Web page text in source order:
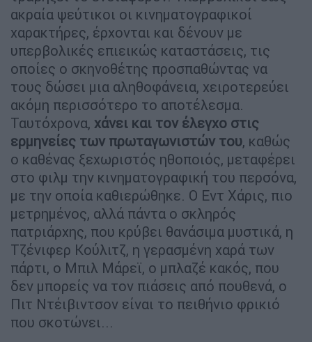
ακραία ψεύτικοι οι κινηματογραφικοί
χαρακτήρες, έρχονται και δένουν με
υπερβολικές επιεικώς καταστάσεις, τις
οποίες ο σκηνοθέτης προσπαθώντας να
τους δώσει μια αληθοφάνεια, χειροτερεύει
ακόμη περισσότερο το αποτέλεσμα.
Ταυτόχρονα, χάνει και τον έλεγχο στις
ερμηνείες των πρωταγωνιστών του, καθώς
ο καθένας ξεχωριστός ηθοποιός, μεταφέρει
στο φιλμ την κινηματογραφική του περσόνα,
με την οποία καθιερώθηκε. Ο Εντ Χάρις, πιο
μετρημένος, αλλά πάντα ο σκληρός
πατριάρχης, που κρύβει θανάσιμα μυστικά, η
Τζένιφερ Κούλιτζ, η γερασμένη χαρά των
πάρτι, ο Μπιλ Μάρεϊ, ο μπλαζέ κακός, που
δεν μπορείς να τον πιάσεις από πουθενά, ο
Πιτ Ντέιβιντσον είναι το πειθήνιο φρικιό
που σκοτώνει...